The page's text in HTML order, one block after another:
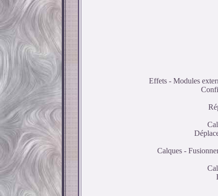
Effets - Modules
Calques -